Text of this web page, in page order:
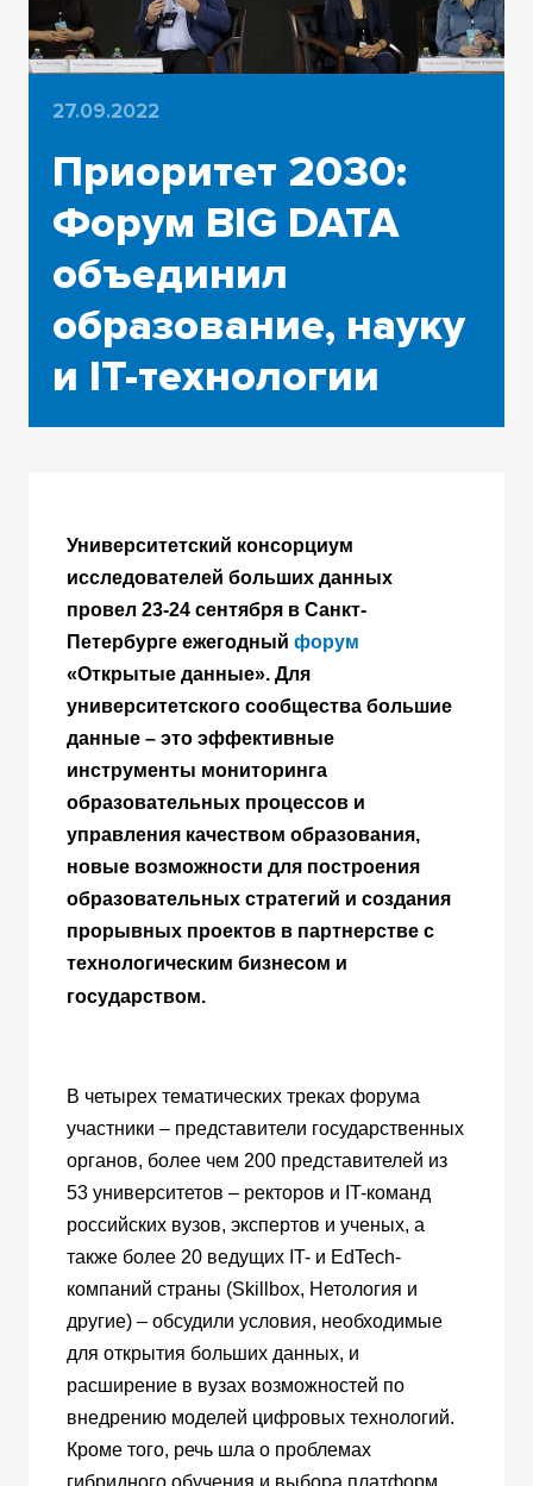
27.09.2022
Приоритет 2030:
Форум BIG DATA
объединил
образование, науку
и IT-технологии
Университетский консорциум
исследователей больших данных
провел 23-24 сентября в Санкт-
Петербурге ежегодный форум
«Открытые данные». Для
университетского сообщества большие
данные – это эффективные
инструменты мониторинга
образовательных процессов и
управления качеством образования,
новые возможности для построения
образовательных стратегий и создания
прорывных проектов в партнерстве с
технологическим бизнесом и
государством.
В четырех тематических треках форума
участники – представители государственных
органов, более чем 200 представителей из
53 университетов – ректоров и IT-команд
российских вузов, экспертов и ученых, а
также более 20 ведущих IT- и EdTech-
компаний страны (Skillbox, Нетология и
другие) – обсудили условия, необходимые
для открытия больших данных, и
расширение в вузах возможностей по
внедрению моделей цифровых технологий.
Кроме того, речь шла о проблемах
гибридного обучения и выбора платформ